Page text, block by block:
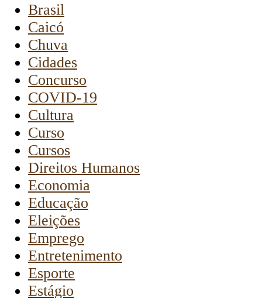
Brasil
Caicó
Chuva
Cidades
Concurso
COVID-19
Cultura
Curso
Cursos
Direitos Humanos
Economia
Educação
Eleições
Emprego
Entretenimento
Esporte
Estágio